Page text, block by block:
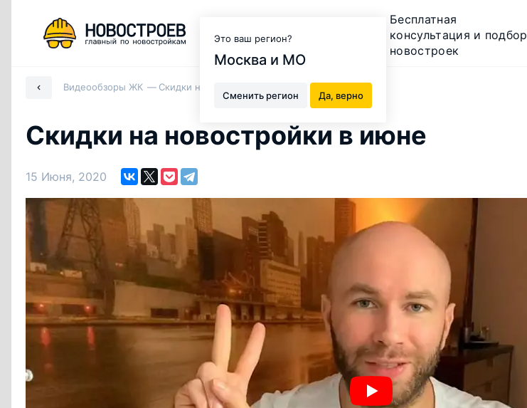
Это ваш регион?
Москва и МО
Сменить регион Да, верно
Бесплатная
консультация и подбор
новостроек
Видеообзоры ЖК Скидки на новостройки в июне
Скидки на новостройки в июне
15 Июня, 2020